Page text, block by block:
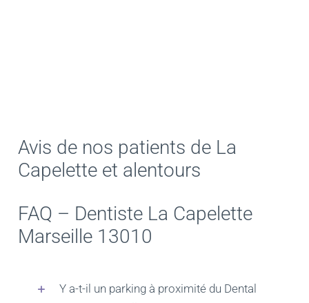
Avis de nos patients de La
Capelette et alentours
FAQ – Dentiste La Capelette
Marseille 13010
Y a-t-il un parking à proximité du Dental